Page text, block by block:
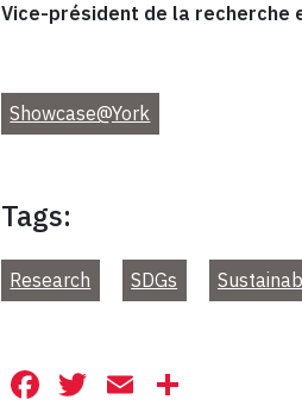
Vice-président de la recherche
Showcase@York
Tags:
Research SDGs
Facebook
Twitter
Email